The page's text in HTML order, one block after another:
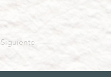
Siguiente